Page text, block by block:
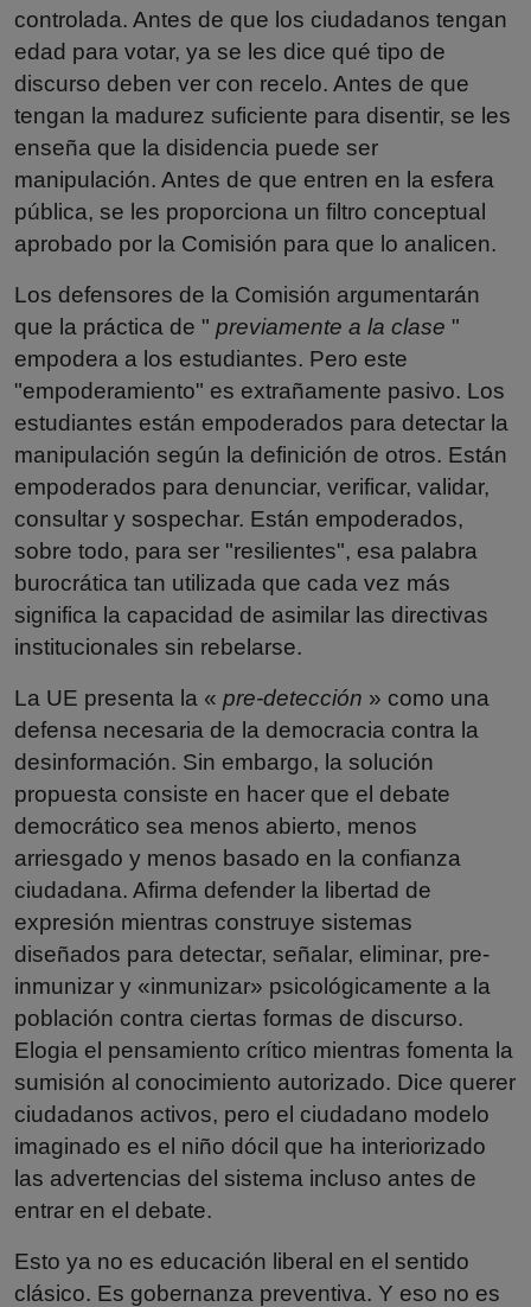
controlada. Antes de que los ciudadanos tengan
edad para votar, ya se les dice qué tipo de
discurso deben ver con recelo. Antes de que
tengan la madurez suficiente para disentir, se les
enseña que la disidencia puede ser
manipulación. Antes de que entren en la esfera
pública, se les proporciona un filtro conceptual
aprobado por la Comisión para que lo analicen.
Los defensores de la Comisión argumentarán
que la práctica de " previamente a la clase "
empodera a los estudiantes. Pero este
"empoderamiento" es extrañamente pasivo. Los
estudiantes están empoderados para detectar la
manipulación según la definición de otros. Están
empoderados para denunciar, verificar, validar,
consultar y sospechar. Están empoderados,
sobre todo, para ser "resilientes", esa palabra
burocrática tan utilizada que cada vez más
significa la capacidad de asimilar las directivas
institucionales sin rebelarse.
La UE presenta la « pre-detección » como una
defensa necesaria de la democracia contra la
desinformación. Sin embargo, la solución
propuesta consiste en hacer que el debate
democrático sea menos abierto, menos
arriesgado y menos basado en la confianza
ciudadana. Afirma defender la libertad de
expresión mientras construye sistemas
diseñados para detectar, señalar, eliminar, pre-
inmunizar y «inmunizar» psicológicamente a la
población contra ciertas formas de discurso.
Elogia el pensamiento crítico mientras fomenta la
sumisión al conocimiento autorizado. Dice querer
ciudadanos activos, pero el ciudadano modelo
imaginado es el niño dócil que ha interiorizado
las advertencias del sistema incluso antes de
entrar en el debate.
Esto ya no es educación liberal en el sentido
clásico. Es gobernanza preventiva. Y eso no es